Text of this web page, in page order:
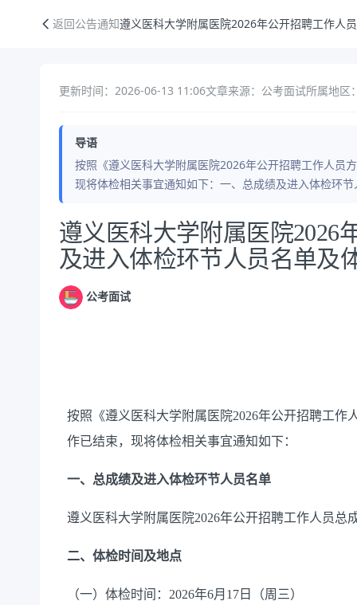
返回公告通知遵义医科大学附属医院2026年公开招聘工作人
更新时间：2026-06-13 11:06文章来源：公考面试所属地区
导语
按照《遵义医科大学附属医院2026年公开招聘工作人员
现将体检相关事宜通知如下：一、总成绩及进入体检环
公告正文
遵义医科大学附属医院2026
及进入体检环节人员名单及
公考面试
按照《遵义医科大学附属医院2026年公开招聘工作
作已结束，现将体检相关事宜通知如下：
一、总成绩及进入体检环节人员名单
遵义医科大学附属医院2026年公开招聘工作人员总
二、体检时间及地点
（一）体检时间： 2026年6月17日（周三）